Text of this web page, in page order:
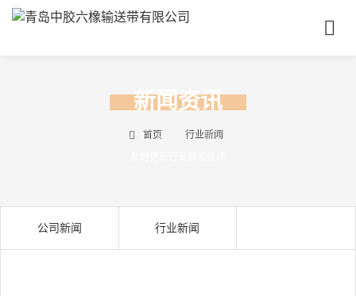
资
新闻资讯
首页 行业新闻
公司新闻 行业新闻